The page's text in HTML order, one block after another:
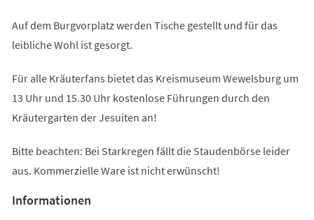
Auf dem Burgvorplatz werden Tische gestellt und für das
leibliche Wohl ist gesorgt.
Für alle Kräuterfans bietet das Kreismuseum Wewelsburg um
13 Uhr und 15.30 Uhr kostenlose Führungen durch den
Kräutergarten der Jesuiten an!
Bitte beachten: Bei Starkregen fällt die Staudenbörse leider
aus. Kommerzielle Ware ist nicht erwünscht!
Informationen